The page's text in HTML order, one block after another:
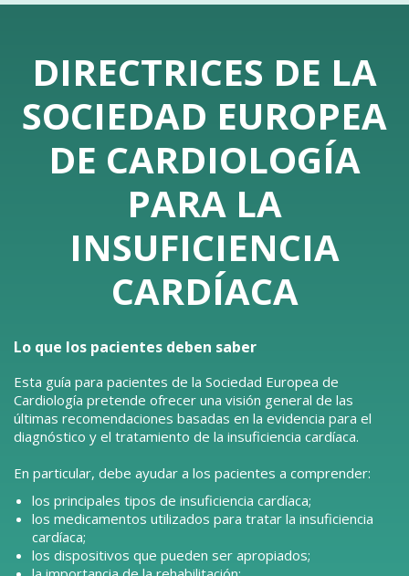
DIRECTRICES DE LA
SOCIEDAD EUROPEA
DE CARDIOLOGÍA
PARA LA
INSUFICIENCIA
CARDÍACA
Lo que los pacientes deben saber
Esta guía para pacientes de la Sociedad Europea de
Cardiología pretende ofrecer una visión general de las
últimas recomendaciones basadas en la evidencia para el
diagnóstico y el tratamiento de la insuficiencia cardíaca.
En particular, debe ayudar a los pacientes a comprender:
los principales tipos de insuficiencia cardíaca;
los medicamentos utilizados para tratar la insuficiencia
cardíaca;
los dispositivos que pueden ser apropiados;